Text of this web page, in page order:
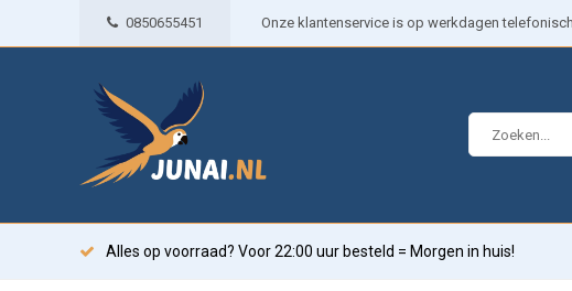
0850655451 Onze klantenservice is op werkdagen
Alles op voorraad? Voor 22:00 uur besteld = Morgen in huis!